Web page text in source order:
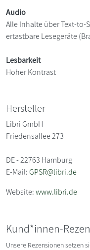
Audio
Alle Inhalte über Text-
ertastbare Lesegeräte
Lesbarkeit
Hoher Kontrast
Hersteller
Libri GmbH
Friedensallee 273
DE - 22763 Hamburg
E-Mail:GPSR@libri.de
Website:www.libri.de
Kund*innen-
Unsere Rezensionen setzen